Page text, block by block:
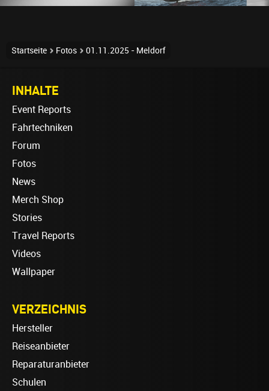
Startseite Fotos 01.11.2025 - Meldorf
INHALTE
Event Reports
Fahrtechniken
Forum
Fotos
News
Merch Shop
Stories
Travel Reports
Videos
Wallpaper
VERZEICHNIS
Hersteller
Reiseanbieter
Reparaturanbieter
Schulen